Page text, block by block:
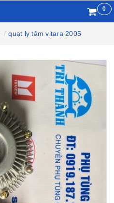
0
quạt ly tâm vitara 2005